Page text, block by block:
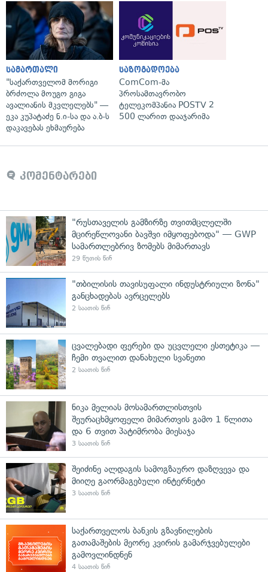
სამართალი
"საქართველომ მორიგი
ბრძოლა მოუგო გიგა
ავალიანის მკვლელებს" —
ეკა კუპატაძე ნ.ი-სა და ა.ბ-ს
დაკავებას ეხმაურება
საზოგადოება
ComCom-მა
პროსამთავრობო
ტელეკომპანია POSTV 2
500 ლარით დააჯარიმა
კომენტარები
"რუსთაველის გამზირზე თვითმცლელში
მცირეწლოვანი ბავშვი იმყოფებოდა" — GWP
სამართლებრივ ზომებს მიმართავს
29 წუთის წინ
"თბილისის თავისუფალი ინდუსტრიული ზონა"
განცხადებას ავრცელებს
2 საათის წინ
ცვალებადი ფერები და უცვლელი ესთეტიკა —
ჩემი თვალით დანახული სვანეთი
2 საათის წინ
ნიკა მელიას მოსამართლისთვის
შეურაცხმყოფელი მიმართვის გამო 1 წლითა
და 6 თვით პატიმრობა მიესაჯა
3 საათის წინ
შეიძინე ალდაგის სამოგზაურო დაზღვევა და
მიიღე გაორმაგებული ინტერნეტი
3 საათის წინ
საქართველოს ბანკის გზავნილების
გათამაშების მეორე კვირის გამარჯვებულები
გამოვლინდნენ
4 საათის წინ